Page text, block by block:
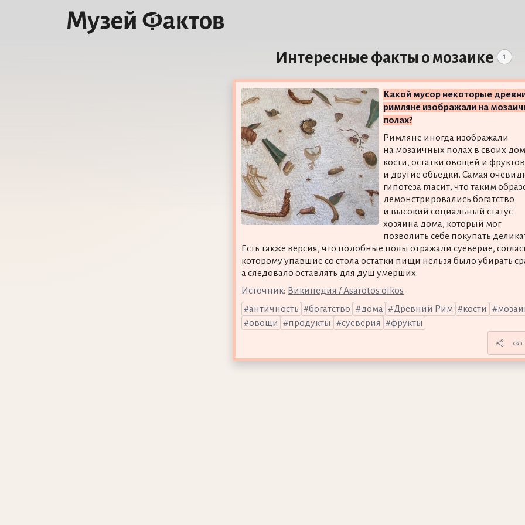
Интересные факты о мозаике 1
Какой мусор некоторые
римляне изображали на
полах?
Римляне иногда изображали
на мозаичных полах в своих
кости, остатки овощей и фруктов
и другие объедки. Самая
гипотеза гласит, что таким
демонстрировались богатство
и высокий социальный статус
хозяина дома, который мог
позволить себе покупать
Есть также версия, что подобные полы отражали суеверие,
которому упавшие со стола остатки пищи нельзя было убирать
а следовало оставлять для душ умерших.
Источник: Википедия / Asarotos oikos
античность
богатство дома Древний Рим кости
овощи
продукты суеверия фрукты